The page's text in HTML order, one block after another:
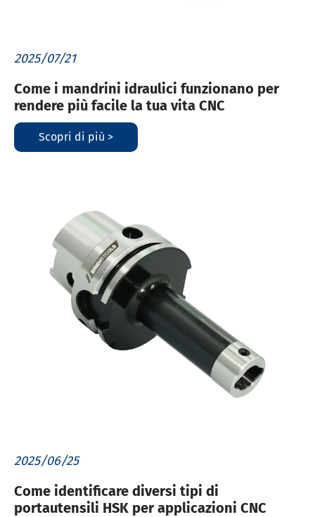
2025/07/21
Come i mandrini idraulici funzionano per
rendere più facile la tua vita CNC
Scopri di più >
2025/06/25
Come identificare diversi tipi di
portautensili HSK per applicazioni CNC